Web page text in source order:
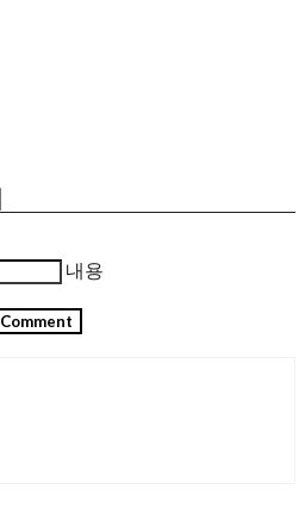
내용
Comment